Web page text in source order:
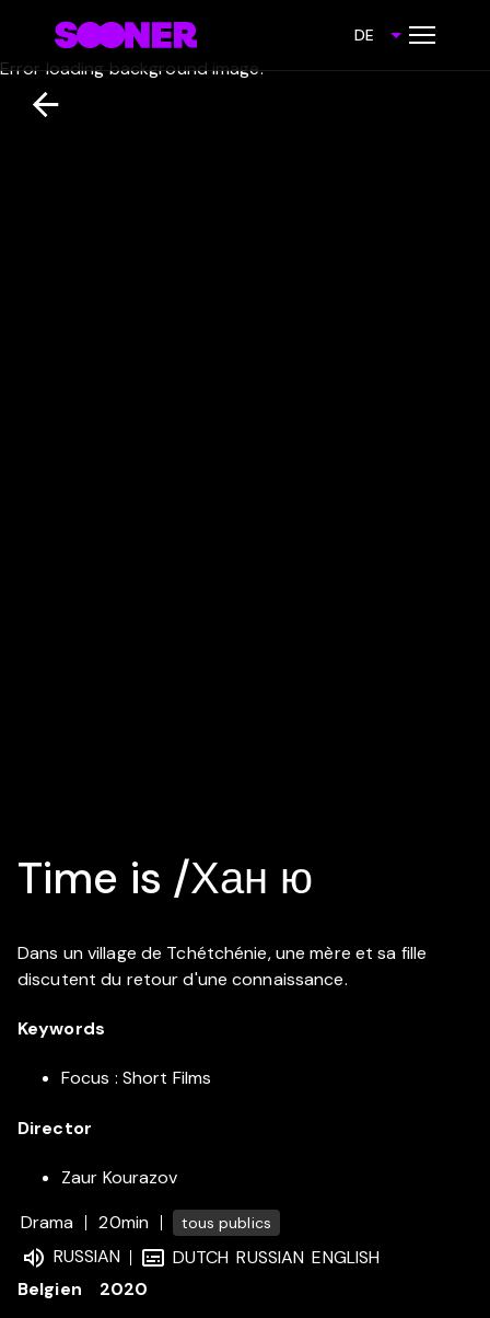
DE
Error loading background image.
Time is /Хан ю
Dans un village de Tchétchénie, une mère et sa fille
discutent du retour d'une connaissance.
Keywords
Focus : Short Films
Director
Zaur Kourazov
Drama
20min tous publics
RUSSIAN DUTCH RUSSIAN ENGLISH
Belgien
2020